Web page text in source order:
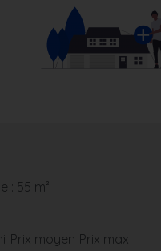
: 55 m²
Prix moyen Prix max